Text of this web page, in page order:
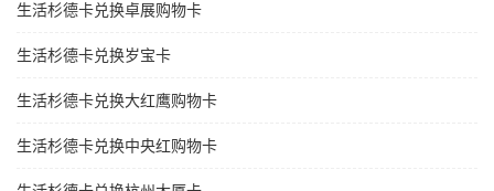
生活杉德卡兑换卓展购物卡
生活杉德卡兑换岁宝卡
生活杉德卡兑换大红鹰购物卡
生活杉德卡兑换中央红购物卡